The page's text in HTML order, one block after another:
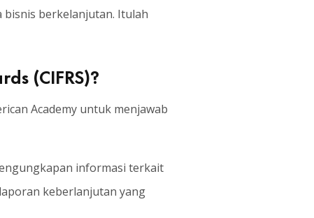
bisnis berkelanjutan. Itulah
(CIFRS)?
Academy untuk menjawab
informasi terkait
keberlanjutan yang